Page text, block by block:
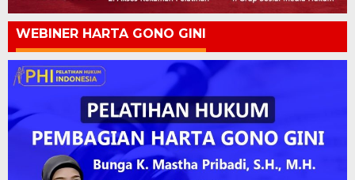
WEBINER HARTA GONO GINI